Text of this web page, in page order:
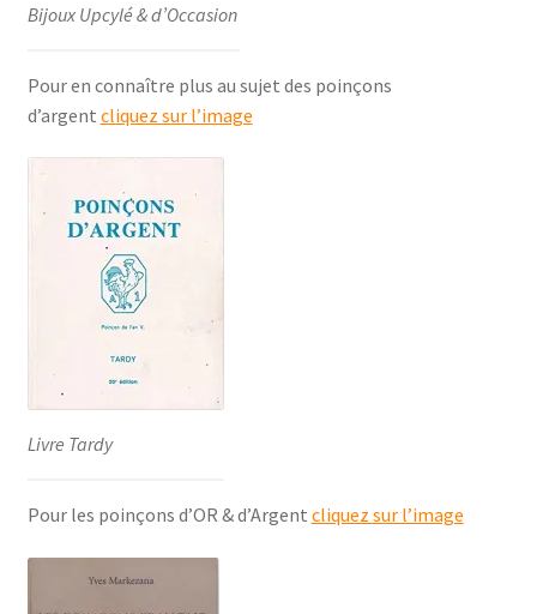
Bijoux Upcylé & d’Occasion
Pour en connaître plus au sujet des poinçons
d’argent cliquez sur l’image
Livre Tardy
Pour les poinçons d’OR & d’Argent cliquez sur l’image